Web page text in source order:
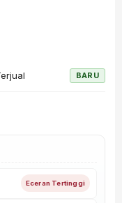
BARU
Eceran Tertinggi